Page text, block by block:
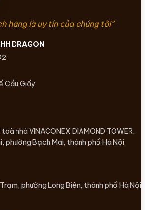
hàng là uy tín của chúng tôi”
DRAGON
Cầu Giấy
nhà VINACONEX DIAMOND TOWER,
phường Bạch Mai, thành phố Hà Nội.
phường Long Biên, thành phố Hà Nội